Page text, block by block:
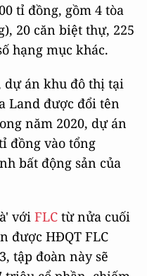
tỉ đồng, gồm 4 tòa
20 căn biệt thự, 225
hạng mục khác.
dự án khu đô thị tại
Land được đổi tên
năm 2020, dự án
đồng vào tổng
bất động sản của
với FLC từ nửa cuối
được HĐQT FLC
tập đoàn này sẽ